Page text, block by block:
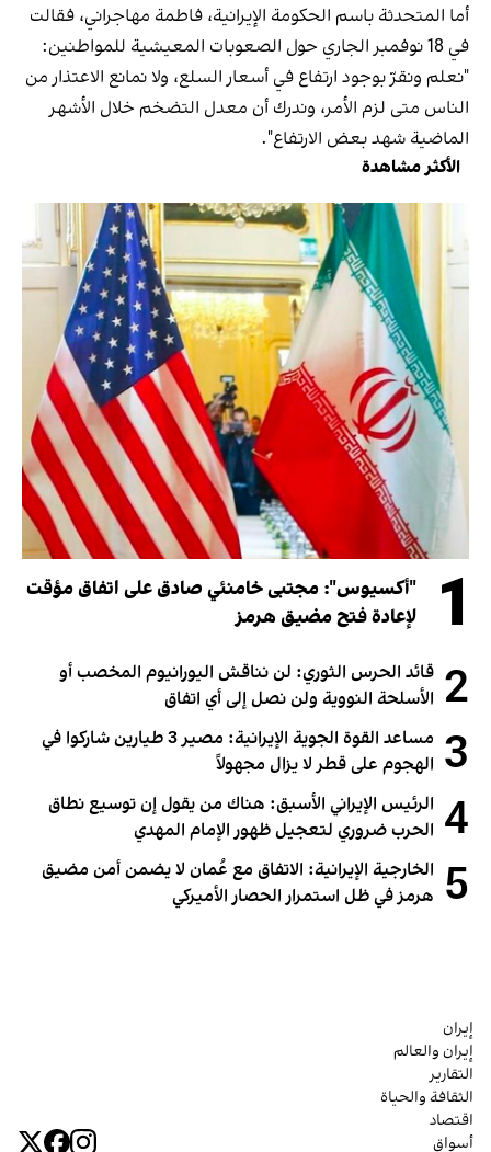
أما المتحدثة باسم الحكومة الإيرانية، فاطمة مهاجراني، فقالت
في 18 نوفمبر الجاري حول الصعوبات المعيشية للمواطنين:
"نعلم ونقرّ بوجود ارتفاع في أسعار السلع، ولا نمانع الاعتذار من
الناس متى لزم الأمر، وندرك أن معدل التضخم خلال الأشهر
الماضية شهد بعض الارتفاع".
الأكثر مشاهدة
1
"أكسيوس": مجتبى خامنئي صادق على اتفاق مؤقت
لإعادة فتح مضيق هرمز
2 قائد الحرس الثوري: لن نناقش اليورانيوم المخصب أو
الأسلحة النووية ولن نصل إلى أي اتفاق
3
مساعد القوة الجوية الإيرانية: مصير 3 طيارين شاركوا في
الهجوم على قطر لا يزال مجهولاً
4 الرئيس الإيراني الأسبق: هناك من يقول إن توسيع نطاق
الحرب ضروري لتعجيل ظهور الإمام المهدي
5 الخارجية الإيرانية: الاتفاق مع عُمان لا يضمن أمن مضيق
هرمز في ظل استمرار الحصار الأميركي
إيران
إيران والعالم
التقارير
الثقافة والحياة
اقتصاد
أسواق